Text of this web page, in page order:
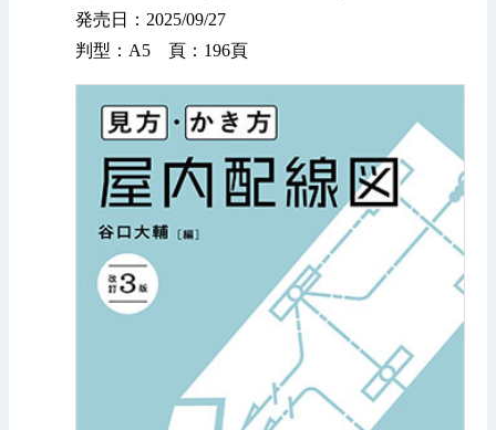
発売日：2025/09/27
判型：A5 頁：196頁